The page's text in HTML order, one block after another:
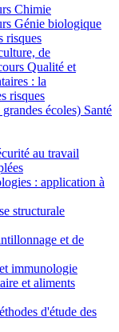
Chimie
Génie biologique
risques
de
Qualité et
: la
risques
écoles) Santé
au travail
: application à
structurale
et de
immunologie
et aliments
d'étude des